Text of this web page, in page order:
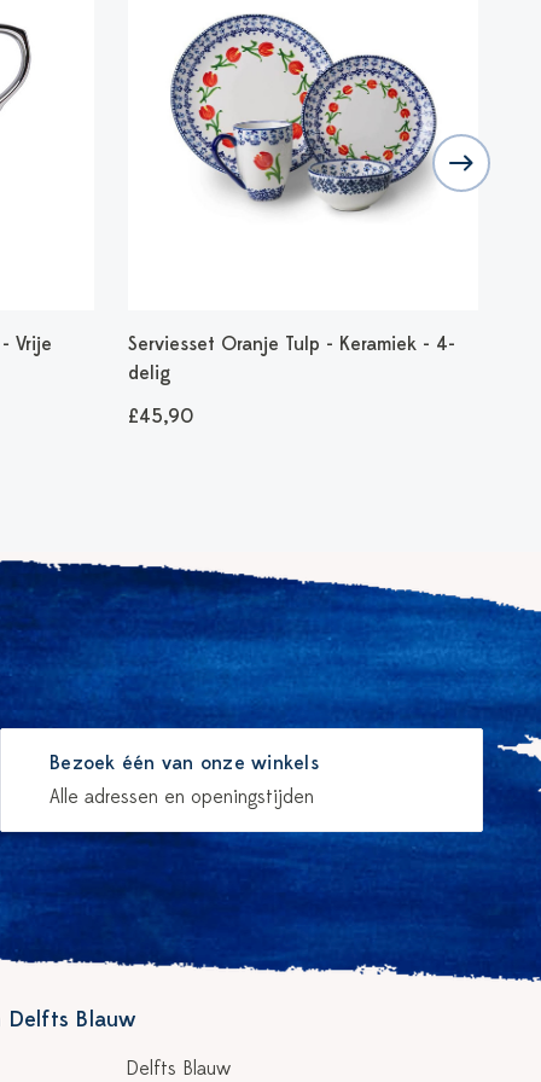
Vrije
Serviesset Oranje Tulp - Keramiek - 4-
delig
£45,90
Bezoek één van onze winkels
Alle adressen en openingstijden
Delfts Blauw
Delfts Blauw